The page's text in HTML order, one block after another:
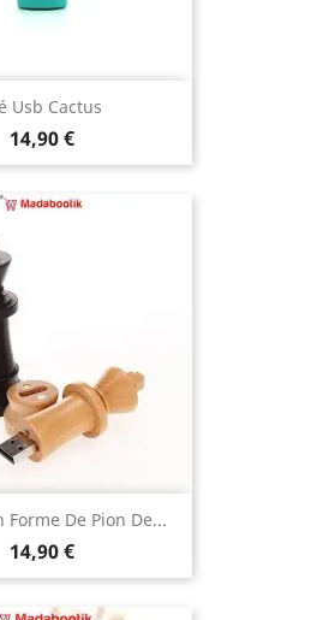
Usb Cactus
Prix
14,90 €
Forme De Pion De...
Prix
14,90 €